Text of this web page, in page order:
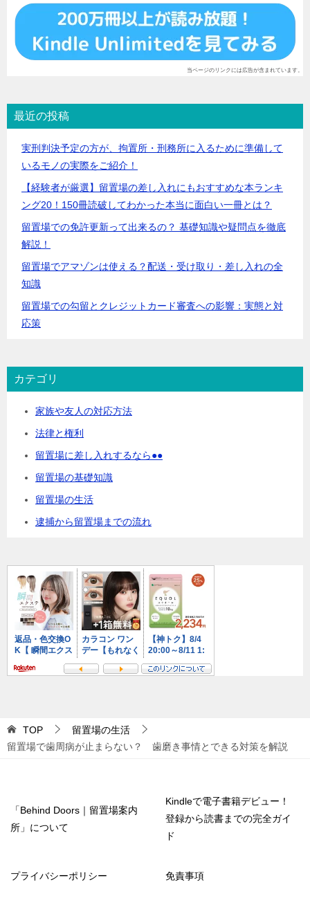
当ページのリンクには広告が含まれています。
最近の投稿
実刑判決予定の方が、拘置所・刑務所に入るために準備して
いるモノの実際をご紹介！
【経験者が厳選】留置場の差し入れにもおすすめな本ランキ
ング20！150冊読破してわかった本当に面白い一冊とは？
留置場での免許更新って出来るの？ 基礎知識や疑問点を徹底
解説！
留置場でアマゾンは使える？配送・受け取り・差し入れの全
知識
留置場での勾留とクレジットカード審査への影響：実態と対
応策
カテゴリ
家族や友人の対応方法
法律と権利
留置場に差し入れするなら●●
留置場の基礎知識
留置場の生活
逮捕から留置場までの流れ
TOP
留置場の生活
留置場で歯周病が止まらない？ 歯磨き事情とできる対策を解説
「Behind Doors｜留置場案内
所」について
Kindleで電子書籍デビュー！
登録から読書までの完全ガイ
ド
プライバシーポリシー 免責事項